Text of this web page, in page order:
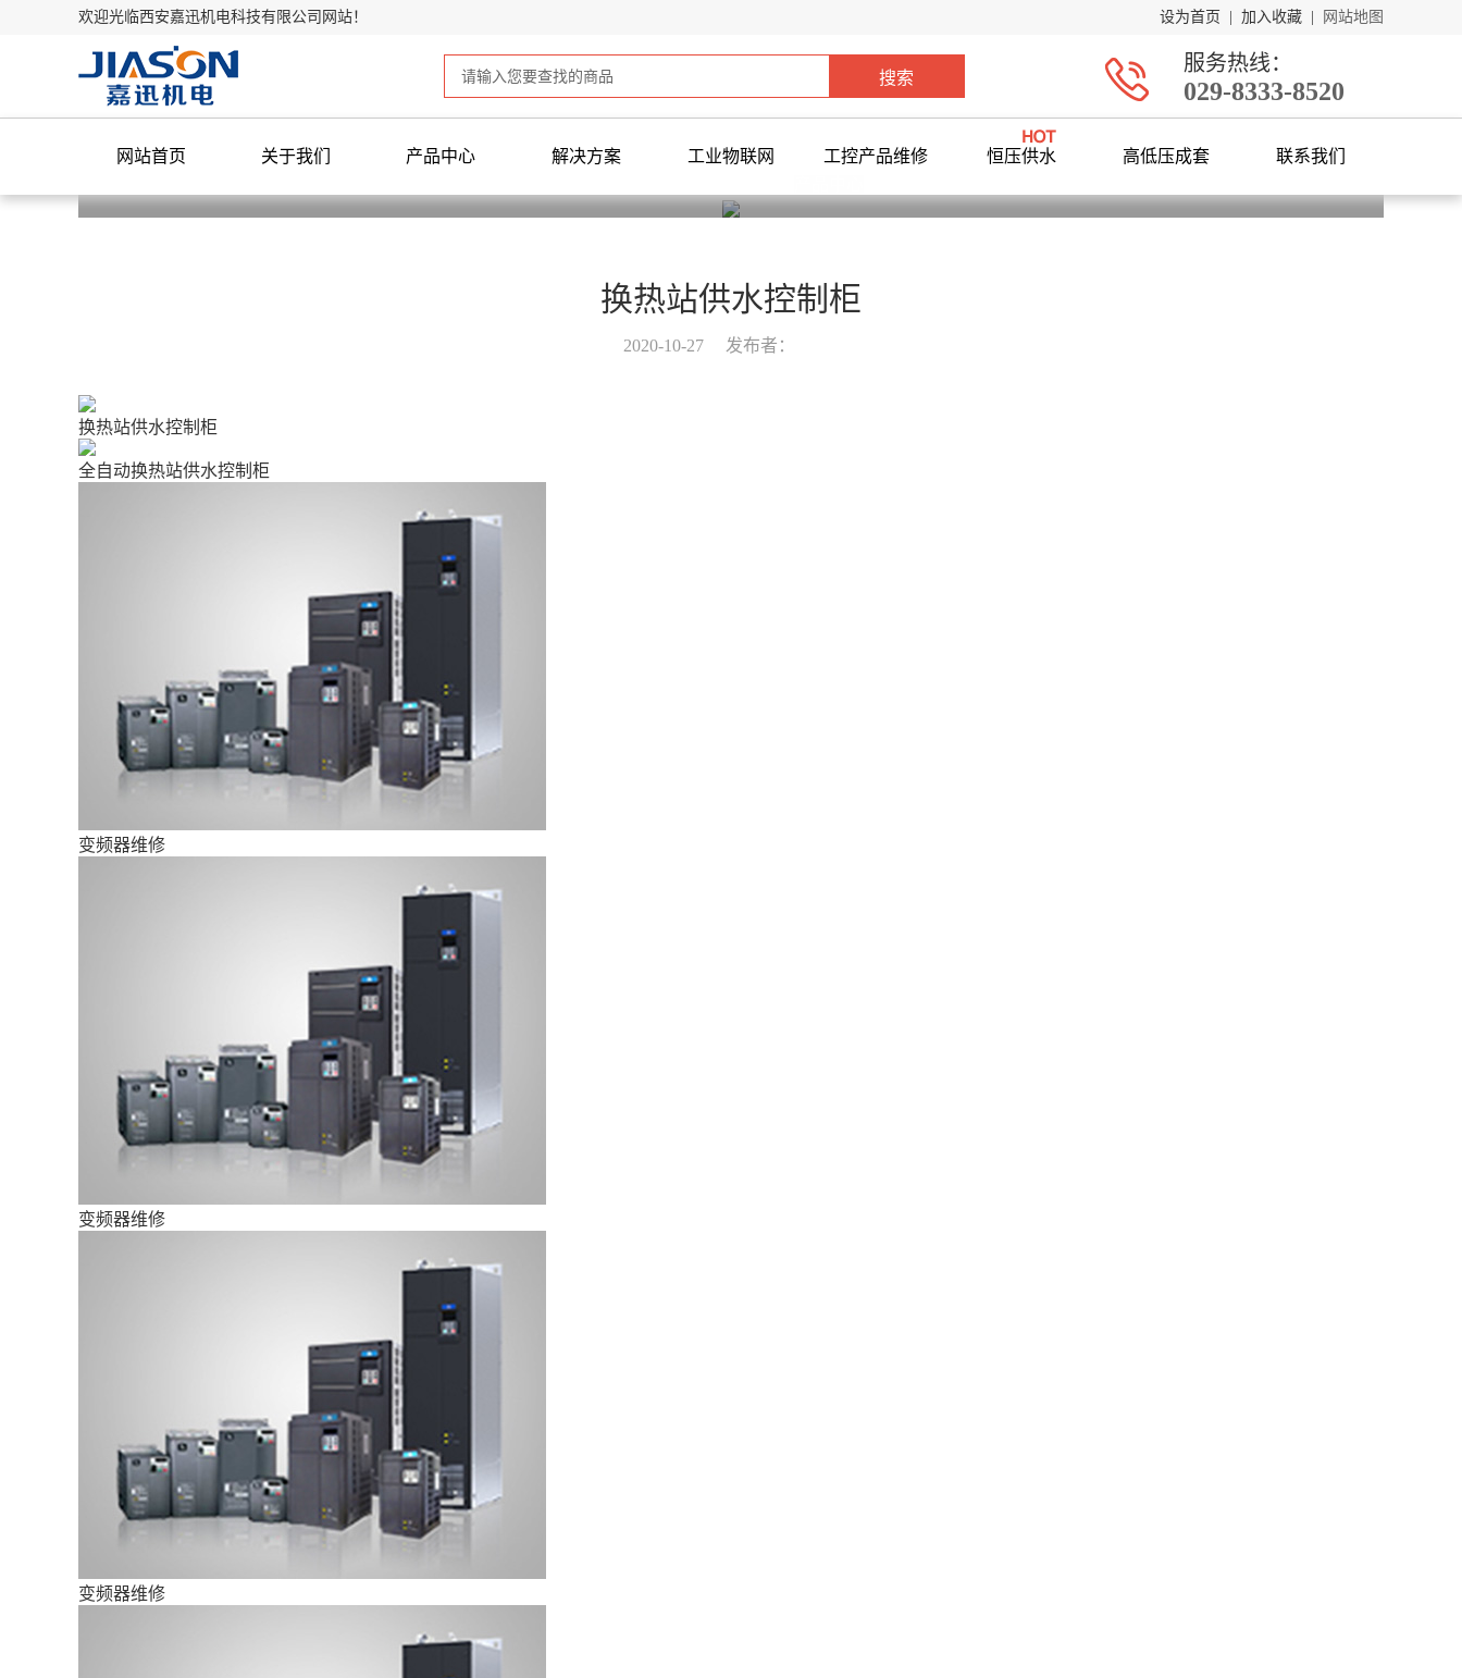
欢迎光临西安嘉迅机电科技有限公司网站！ 设为首页 加入收藏 网站地图
服务热线：
029-8333-8520
网站首页 关于我们 产品中心 解决方案 工业物联网 工控产品维修 恒压供水 高低压成套
联系我们
换热站供水控制柜
2020-10-27 发布者：
换热站供水控制柜
全自动换热站供水控制柜
变频器维修
变频器维修
变频器维修